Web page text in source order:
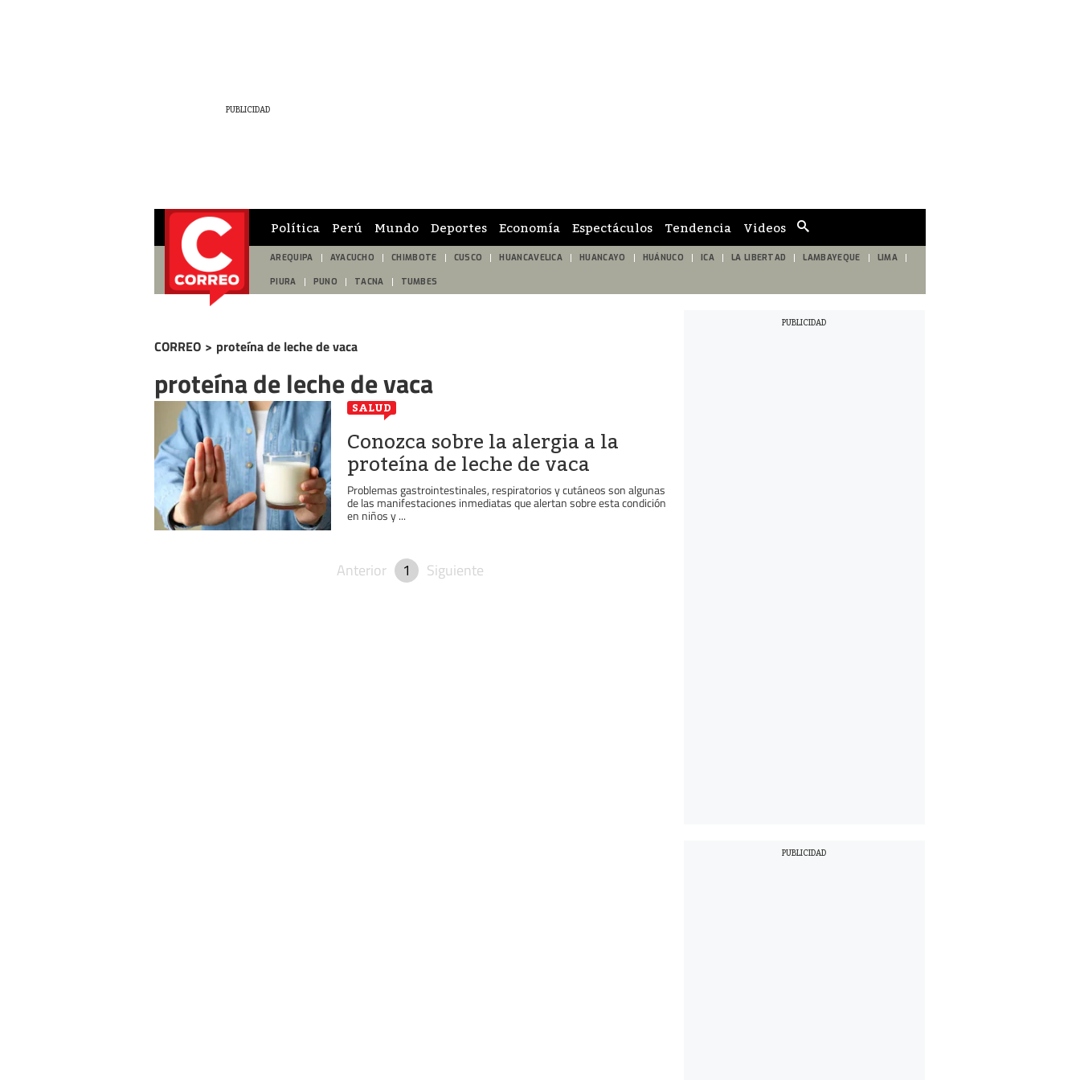
de
búsqueda
Política Perú Mundo Deportes Economía Espectáculos Tendencia Videos
AREQUIPA AYACUCHO CHIMBOTE CUSCO HUANCAVELICA HUANCAYO HUÁNUCO ICA LA LIBERTAD LAMBAYEQUE LIMA
PIURA PUNO TACNA TUMBES
CORREO > proteína de leche de vaca
proteína de leche de vaca
SALUD
Conozca sobre la alergia a la
proteína de leche de vaca
Problemas gastrointestinales, respiratorios y cutáneos son algunas
de las manifestaciones inmediatas que alertan sobre esta condición
en niños y ...
Anterior 1 Siguiente